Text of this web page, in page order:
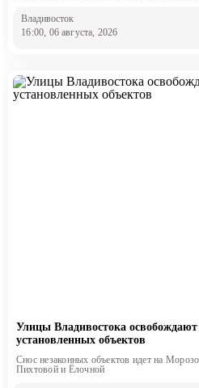
Владивосток
16:00, 06 августа, 2026
Улицы Владивостока
установленных объектов
Снос незаконных объектов идет на
Пихтовой и Ёлочной